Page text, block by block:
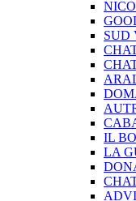
SUD
IL
LA